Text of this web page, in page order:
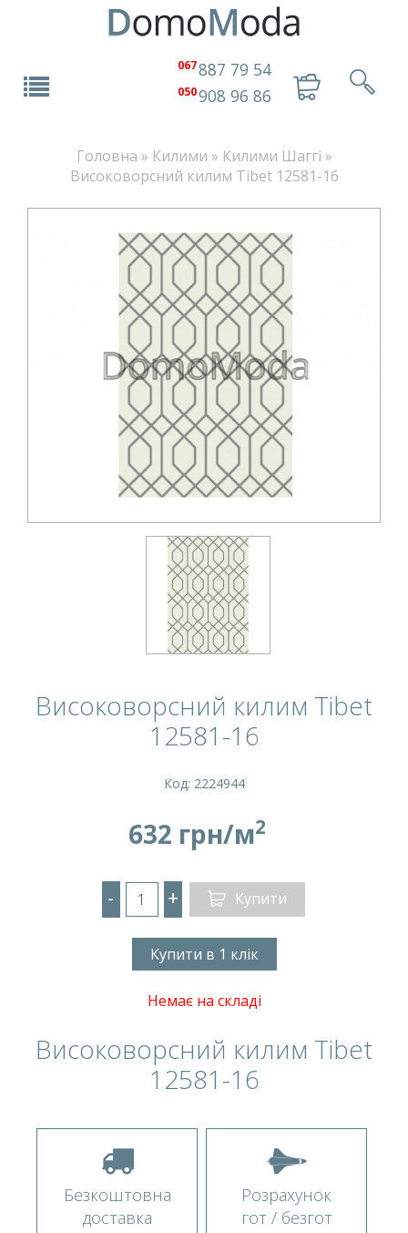
067887 79 54
050908 96 86
Головна » Килими » Килими Шаггі »
Високоворсний килим Tibet 12581-16
Високоворсний килим Tibet
12581-16
Код: 2224944
632 грн/м2
- + Купити
Купити в 1 клік
Немає на складі
Високоворсний килим Tibet
12581-16
Безкоштовна
доставка
Розрахунок
гот / безгот